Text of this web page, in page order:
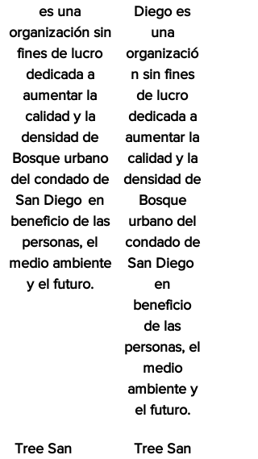
es una
organización sin
fines de lucro
dedicada a
aumentar la
calidad y la
densidad de
Bosque urbano
del condado de
San Diego en
beneficio de las
personas, el
medio ambiente
y el futuro.
Tree San
Diego es
una
organizació
n sin fines
de lucro
dedicada a
aumentar la
calidad y la
densidad de
Bosque
urbano del
condado de
San Diego
en
beneficio
de las
personas, el
medio
ambiente y
el futuro.
Tree San